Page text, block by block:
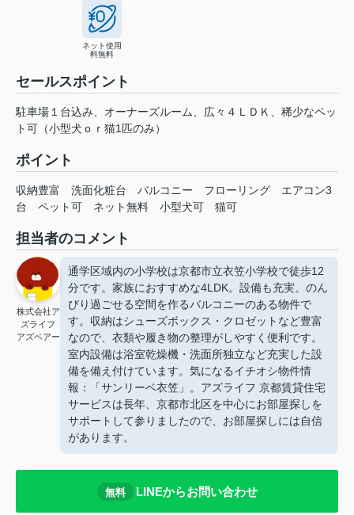
ネット使用
料無料
セールスポイント
駐車場１台込み、オーナーズルーム、広々４ＬＤＫ、稀少なペッ
ト可（小型犬ｏｒ猫1匹のみ）
ポイント
収納豊富 洗面化粧台 バルコニー フローリング
エアコン3
台
ペット可 ネット無料 小型犬可 猫可
担当者のコメント
株式会社ア
ズライフ
アズベアー
通学区域内の小学校は京都市立衣笠小学校で徒歩12
分です。家族におすすめな4LDK。設備も充実。のん
びり過ごせる空間を作るバルコニーのある物件で
す。収納はシューズボックス・クロゼットなど豊富
なので、衣類や履き物の整理がしやすく便利です。
室内設備は浴室乾燥機・洗面所独立など充実した設
備を備え付けています。気になるイチオシ物件情
報：「サンリーベ衣笠」。アズライフ 京都賃貸住宅
サービスは長年、京都市北区を中心にお部屋探しを
サポートして参りましたので、お部屋探しには自信
があります。
無料 LINEからお問い合わせ